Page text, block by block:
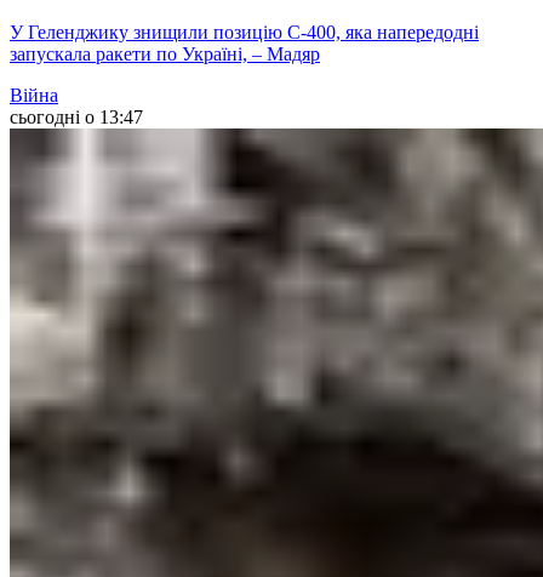
У Геленджику знищили позицію С-400, яка напередодні
запускала ракети по Україні, – Мадяр
Війна
сьогодні о 13:47